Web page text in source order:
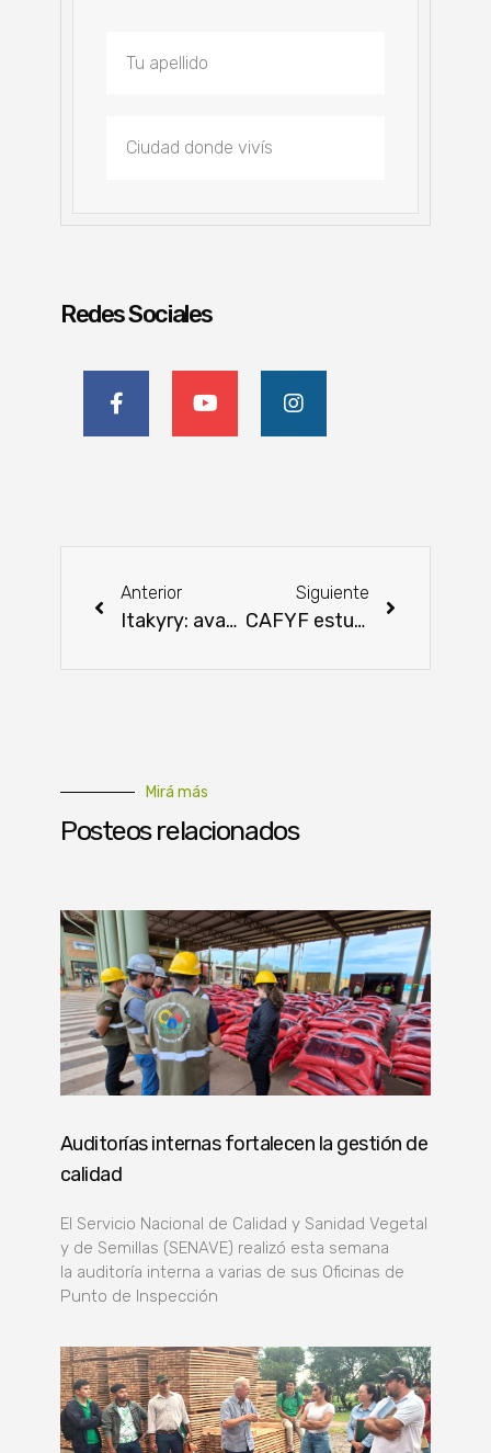
Redes Sociales
Anterior
Itakyry: avance notable en la producción acuícola
Siguiente
CAFYF estuvo presente en Innovar Feria Agropecuaria 2025
Mirá más
Posteos relacionados
Auditorías internas fortalecen la gestión de
calidad
El Servicio Nacional de Calidad y Sanidad Vegetal
y de Semillas (SENAVE) realizó esta semana
la auditoría interna a varias de sus Oficinas de
Punto de Inspección